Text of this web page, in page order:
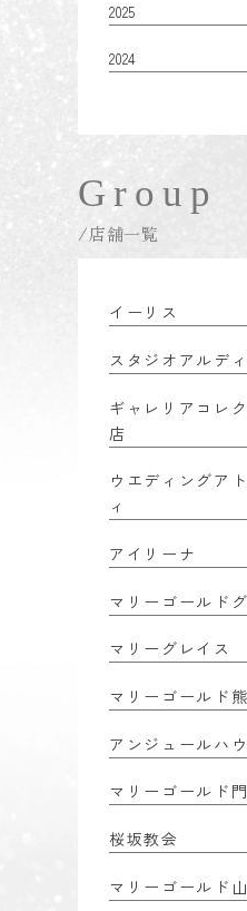
2025
2024
Group
/店舗一覧
イーリス
スタジオアルディ
ギャレリアコレ
店
ウエディングア
ィ
アイリーナ
マリーゴールド
マリーグレイス
マリーゴールド
アンジュールハ
マリーゴールド
桜坂教会
マリーゴールド